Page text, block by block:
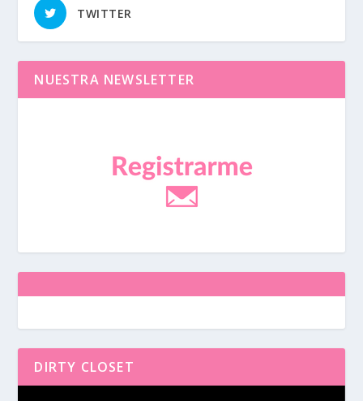
TWITTER
NUESTRA NEWSLETTER
DIRTY CLOSET